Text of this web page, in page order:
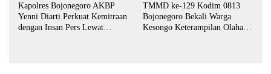
Kapolres Bojonegoro AKBP
Yenni Diarti Perkuat Kemitraan
dengan Insan Pers Lewat
TMMD ke-129 Kodim 0813
Bojonegoro Bekali Warga
Kesongo Keterampilan Olahan